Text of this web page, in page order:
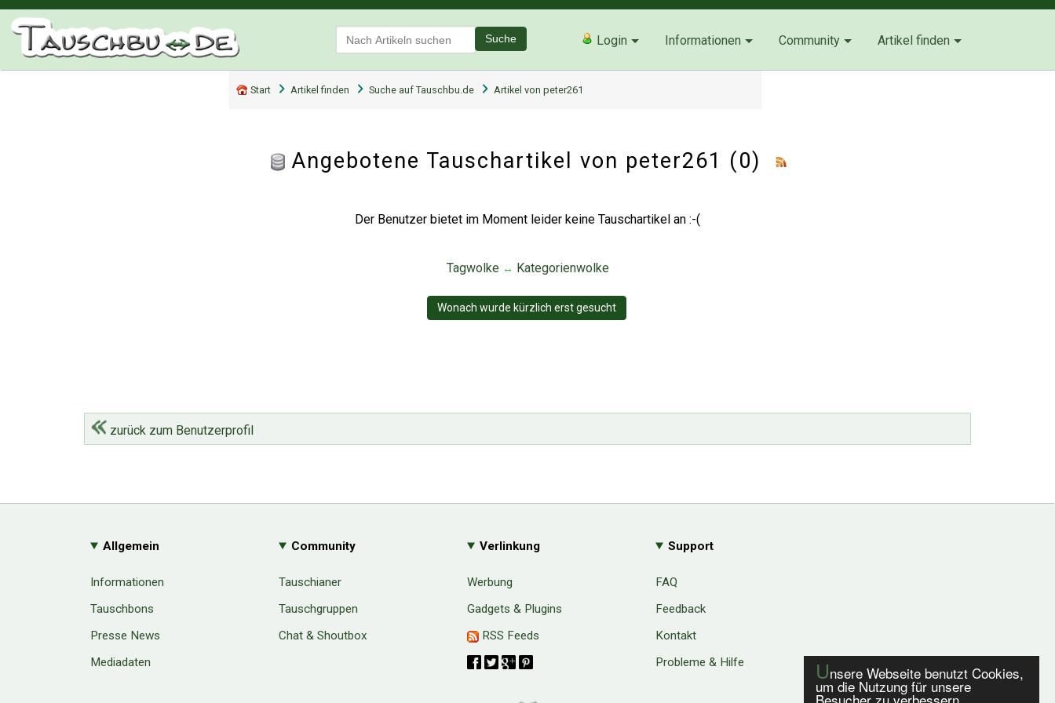
Unsere Webseite benutzt Cookies,
um die Nutzung für unsere
Suche Login Informationen Community Artikel finden
Start Artikel finden Suche auf Tauschbu.de Artikel von peter261
Angebotene Tauschartikel von peter261 (0)
Der Benutzer bietet im Moment leider keine Tauschartikel an :-(
Tagwolke ↔ Kategorienwolke
Wonach wurde kürzlich erst gesucht
zurück zum Benutzerprofil
Allgemein
Informationen
Tauschbons
Presse News
Mediadaten
Community
Tauschianer
Tauschgruppen
Chat & Shoutbox
Verlinkung
Werbung
Gadgets & Plugins
RSS Feeds
Support
FAQ
Feedback
Kontakt
Probleme & Hilfe